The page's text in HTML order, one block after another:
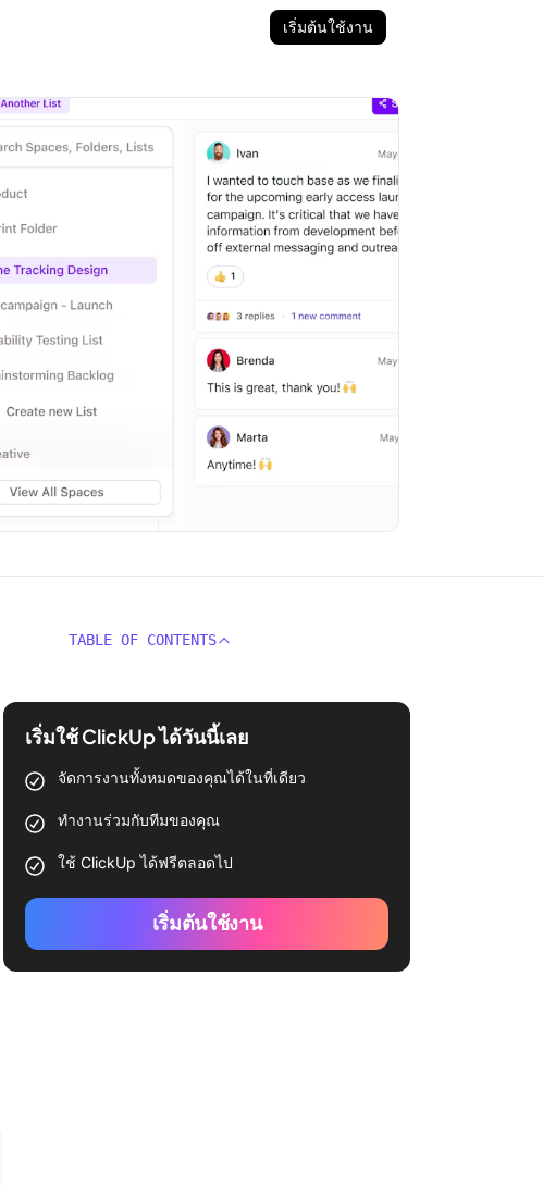
เริ่มต้นใช้งาน
TABLE OF CONTENTS
เริ่มใช้ ClickUp ได้วันนี้เลย
จัดการงานทั้งหมดของคุณได้ในที่เดียว
ทำงานร่วมกับทีมของคุณ
ใช้ ClickUp ได้ฟรีตลอดไป
เริ่มต้นใช้งาน